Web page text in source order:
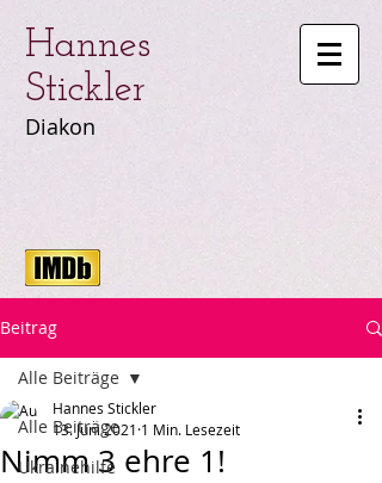
Hannes
Stickler
Diakon
Beitrag
Alle Beiträge
Ukrainehilfe
Alle Beiträge
Nimm 3 ehre 1!
Hannes Stickler
13. Juni 2021 1 Min. Lesezeit